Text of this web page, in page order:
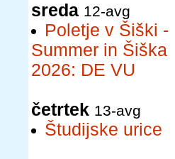
sreda 12-avg
Poletje v Šiški -
Summer in Šiška
2026: DE VU
četrtek 13-avg
Študijske urice